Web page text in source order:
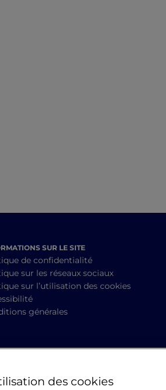
SUR LE SITE
de confidentialité
sur les réseaux sociaux
sur l’utilisation des cookies
générales
des cookies